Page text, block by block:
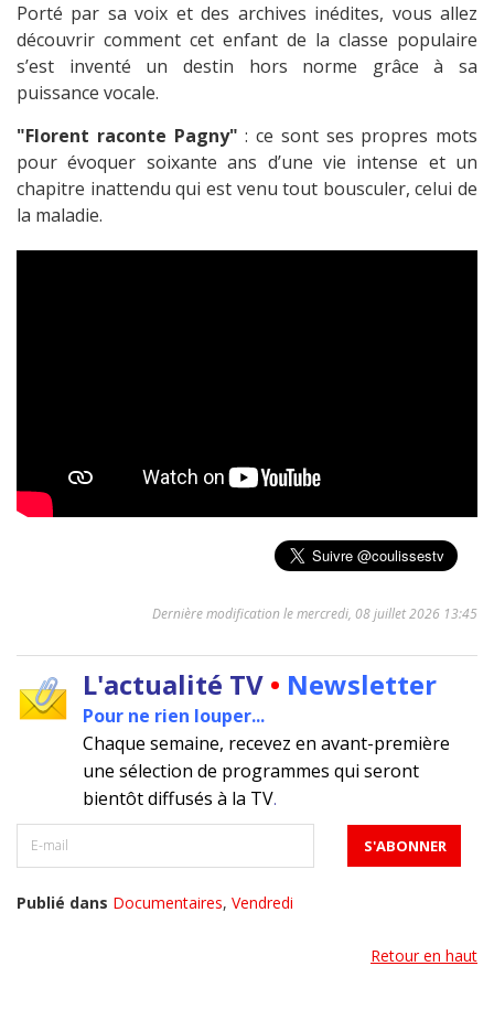
Porté par sa voix et des archives inédites, vous allez
découvrir comment cet enfant de la classe populaire
s’est inventé un destin hors norme grâce à sa
puissance vocale.
"Florent raconte Pagny" : ce sont ses propres mots
pour évoquer soixante ans d’une vie intense et un
chapitre inattendu qui est venu tout bousculer, celui de
la maladie.
Dernière modification le mercredi, 08 juillet 2026 13:45
L'actualité TV • Newsletter
Pour ne rien louper...
Chaque semaine, recevez en avant-première
une sélection de programmes qui seront
bientôt diffusés à la TV.
Publié dans Documentaires, Vendredi
Retour en haut